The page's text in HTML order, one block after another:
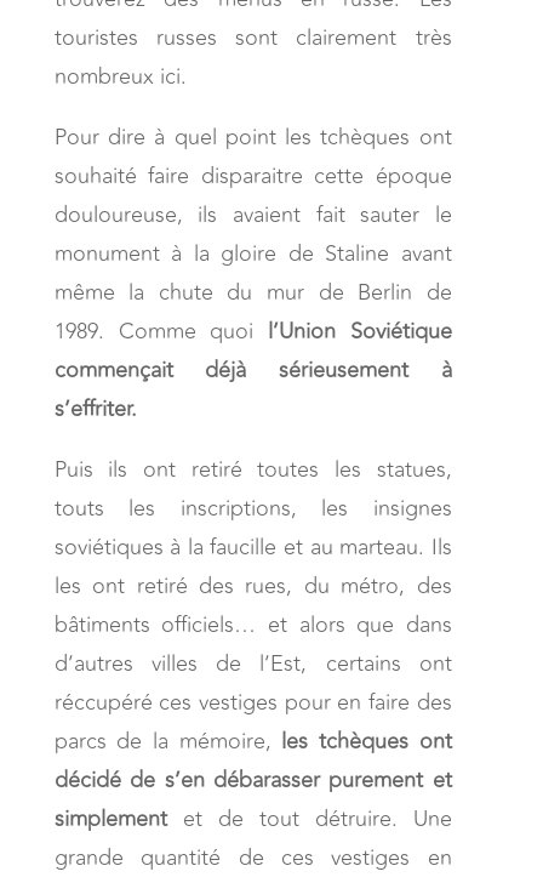
touristes russes sont clairement très
nombreux ici.
Pour dire à quel point les tchèques ont
souhaité faire disparaitre cette époque
douloureuse, ils avaient fait sauter le
monument à la gloire de Staline avant
même la chute du mur de Berlin de
1989. Comme quoi l’Union Soviétique
commençait déjà sérieusement à
s’effriter.
Puis ils ont retiré toutes les statues,
touts les inscriptions, les insignes
soviétiques à la faucille et au marteau. Ils
les ont retiré des rues, du métro, des
bâtiments officiels… et alors que dans
d’autres villes de l’Est, certains ont
réccupéré ces vestiges pour en faire des
parcs de la mémoire, les tchèques ont
décidé de s’en débarasser purement et
simplementet de tout détruire. Une
grande quantité de ces vestiges en